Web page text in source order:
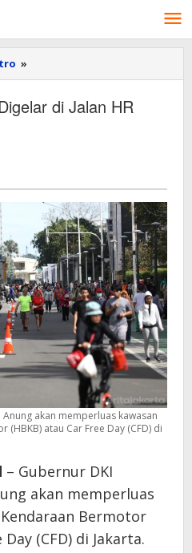
»
Free
akan
Rasuna
Said
di Jalan HR
akan memperluas kawasan
atau Car Free Day (CFD) di
– Gubernur DKI
akan memperluas
Bermotor
(CFD) di Jakarta.